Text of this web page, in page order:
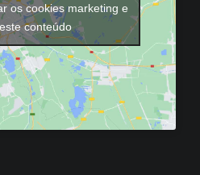
os cookies marketing e
conteúdo